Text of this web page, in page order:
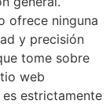
ofrece ninguna
y precisión
tome sobre
web
estrictamente